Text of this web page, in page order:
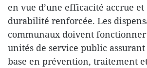
en vue d’une efficacité accrue et
durabilité renforcée. Les
communaux doivent fonctionner
unités de service public assurant
base en prévention, traitement